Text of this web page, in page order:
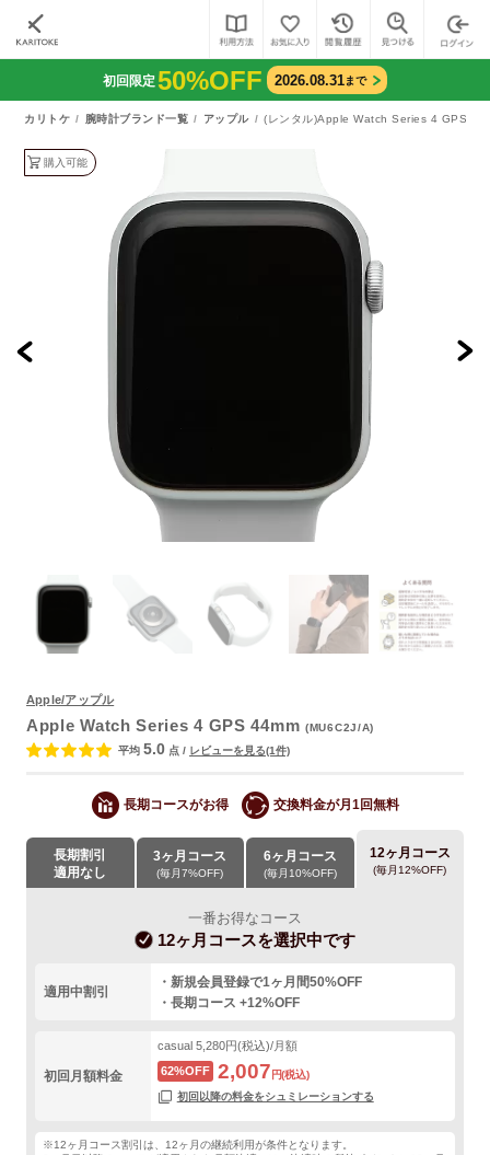
初回限定50%OFF 2026.08.31まで
カリトケ 腕時計ブランド一覧 アップル (レンタル)Apple Watch Series 4 GPS
購入可能
Apple/アップル
Apple Watch Series 4 GPS 44mm (MU6C2J/A)
平均 5.0 点 / レビューを見る(1件)
長期コースがお得 交換料金が月1回無料
長期割引
適用なし
3ヶ月コース
(毎月7%OFF)
6ヶ月コース
(毎月10%OFF)
12ヶ月コース
(毎月12%OFF)
一番お得なコース
12ヶ月コースを選択中です
適用中割引
・新規会員登録で1ヶ月間50%OFF
・長期コース +12%OFF
初回月額料金
casual 5,280円(税込)/月額
62%OFF
2,007 円(税込)
初回以降の料金をシュミレーションする
※12ヶ月コース割引は、12ヶ月の継続利用が条件となります。